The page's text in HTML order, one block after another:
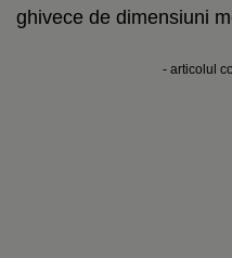
ghivece de dimensiuni
- articolul